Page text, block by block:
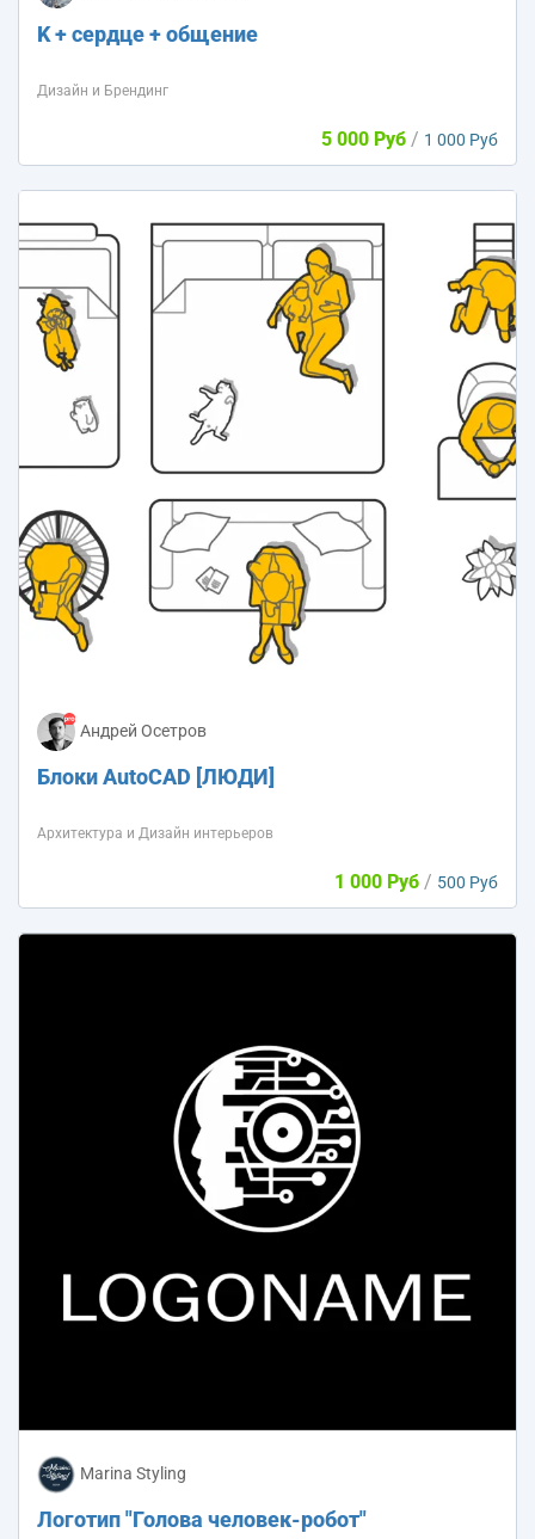
K + сердце + общение
Дизайн и Брендинг
5 000 Руб / 1 000 Руб
Андрей Осетров
Блоки AutoCAD [ЛЮДИ]
Архитектура и Дизайн интерьеров
1 000 Руб / 500 Руб
Marina Styling
Логотип "Голова человек-робот"